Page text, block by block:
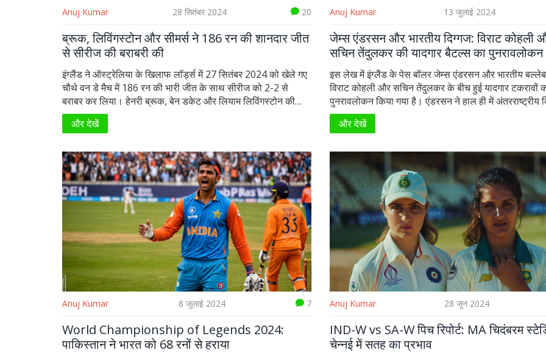
Anuj Kumar 28 सितंबर 2024 20
ब्रूक, लिविंगस्टोन और सीमर्स ने 186 रन की शानदार जीत
से सीरीज की बराबरी की
इंग्लैंड ने ऑस्ट्रेलिया के खिलाफ लॉर्ड्स में 27 सितंबर 2024 को खेले गए
चौथे वन डे मैच में 186 रन की भारी जीत के साथ सीरीज को 2-2 से
बराबर कर लिया। हेनरी ब्रूक, बेन डकेट और लियाम लिविंगस्टोन की
शानदार बल्लेबाजी ने इंग्लैंड को 312 का विशाल स्कोर सेट करने में मदद
की। इंग्लैंड के गेंदबाजों ने ऑस्ट्रेलिया को केवल 126 रन पर ढेर कर
और देखें
Anuj Kumar 13 जुलाई 2024
जेम्स एंडरसन और भारतीय दिग्गज: विराट कोहली
सचिन तेंदुलकर की यादगार बैटल्स का पुनरावलोकन
इस लेख में इंग्लैंड के पेस बॉलर जेम्स एंडरसन और भारतीय
विराट कोहली और सचिन तेंदुलकर के बीच हुई यादगार टकरावों
पुनरावलोकन किया गया है। एंडरसन ने हाल ही में
संन्यास लिया है, और उनके इन दिग्गज खिलाड़ियों के साथ हुए
भी लोग याद करते हैं।
और देखें
Anuj Kumar 8 जुलाई 2024 7
World Championship of Legends 2024:
पाकिस्तान ने भारत को 68 रनों से हराया
Anuj Kumar 28 जून 2024
IND-W vs SA-W पिच रिपोर्ट: MA चिदंबरम
चेन्नई में सतह का प्रभाव